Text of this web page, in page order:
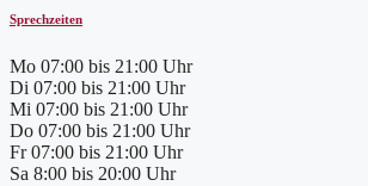
Sprechzeiten
Mo 07:00 bis 21:00 Uhr
Di 07:00 bis 21:00 Uhr
Mi 07:00 bis 21:00 Uhr
Do 07:00 bis 21:00 Uhr
Fr 07:00 bis 21:00 Uhr
Sa 8:00 bis 20:00 Uhr